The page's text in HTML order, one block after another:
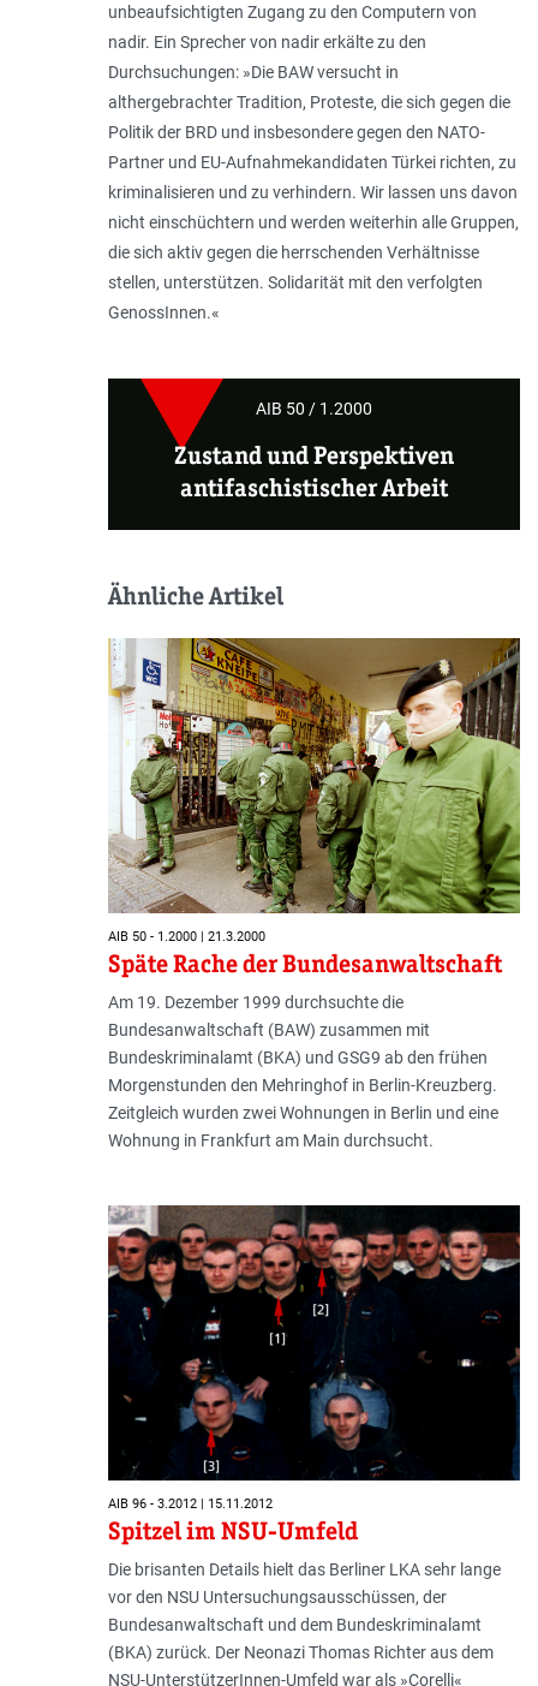
unbeaufsichtigten Zugang zu den Computern von
nadir. Ein Sprecher von nadir erkälte zu den
Durchsuchungen: »Die BAW versucht in
althergebrachter Tradition, Proteste, die sich gegen die
Politik der BRD und insbesondere gegen den NATO-
Partner und EU-Aufnahmekandidaten Türkei richten, zu
kriminalisieren und zu verhindern. Wir lassen uns davon
nicht einschüchtern und werden weiterhin alle Gruppen,
die sich aktiv gegen die herrschenden Verhältnisse
stellen, unterstützen. Solidarität mit den verfolgten
GenossInnen.«
AIB 50 / 1.2000
Zustand und Perspektiven
antifaschistischer Arbeit
Ähnliche Artikel
AIB 50 - 1.2000 | 21.3.2000
Späte Rache der Bundesanwaltschaft
Am 19. Dezember 1999 durchsuchte die
Bundesanwaltschaft (BAW) zusammen mit
Bundeskriminalamt (BKA) und GSG9 ab den frühen
Morgenstunden den Mehringhof in Berlin-Kreuzberg.
Zeitgleich wurden zwei Wohnungen in Berlin und eine
Wohnung in Frankfurt am Main durchsucht.
AIB 96 - 3.2012 | 15.11.2012
Spitzel im NSU-Umfeld
Die brisanten Details hielt das Berliner LKA sehr lange
vor den NSU Untersuchungsausschüssen, der
Bundesanwaltschaft und dem Bundeskriminalamt
(BKA) zu­rück. Der Neonazi Thomas Richter aus dem
NSU-UnterstützerInnen-Umfeld war als »Corelli«